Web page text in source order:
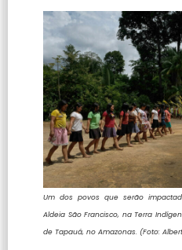
Um dos povos que serão
Aldeia São Francisco, na Terra
de Tapauá, no Amazonas. (Foto: